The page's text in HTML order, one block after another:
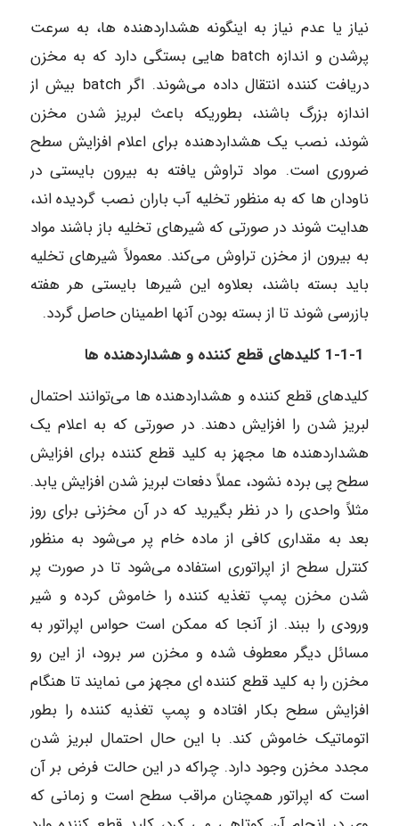
نیاز یا عدم نیاز به اینگونه هشداردهنده‌ ها، به سرعت
پرشدن و اندازه batch هایی بستگی دارد که به مخزن
دریافت کننده انتقال داده می‌شوند. اگر batch بیش از
اندازه بزرگ باشند، بطوریکه باعث لبریز شدن مخزن
شوند، نصب یک هشداردهنده‌ برای اعلام افزایش سطح
ضروری است. مواد تراوش یافته به بیرون بایستی در
ناودان ها که به منظور تخلیه آب باران نصب گردیده‌ اند،
هدایت شوند در صورتی که شیرهای تخلیه باز باشند مواد
به بیرون از مخزن تراوش می‌کند. معمولاً شیرهای تخلیه
باید بسته باشند، بعلاوه این شیرها بایستی هر هفته
بازرسی شوند تا از بسته بودن آنها اطمینان حاصل گردد.
کلیدهای قطع کننده و هشداردهنده‌ ها می‌توانند احتمال
لبریز شدن را افزایش دهند. در صورتی که به اعلام یک
هشداردهنده‌ ها مجهز به کلید قطع‌ کننده برای افزایش
سطح پی برده نشود، عملاً دفعات لبریز‌ شدن افزایش یابد.
مثلاً واحدی را در نظر بگیرید که در آن مخزنی برای روز
بعد به مقداری کافی از ماده خام پر می‌شود به منظور
کنترل سطح از اپراتوری استفاده می‌شود تا در صورت پر
شدن مخزن پمپ تغذیه‌ کننده را خاموش کرده و شیر
ورودی را ‌ببند. از آنجا که ممکن است حواس اپراتور به
مسائل دیگر معطوف شده و مخزن سر برود، از این رو
مخزن را به کلید قطع‌ کننده‌ ای مجهز می‌ نمایند تا هنگام
افزایش سطح بکار افتاده و پمپ تغذیه‌ کننده را بطور
اتوماتیک خاموش کند. با این حال احتمال لبریز شدن
مجدد مخزن وجود دارد. چراکه در این حالت فرض بر آن
است که اپراتور همچنان مراقب سطح است و زمانی که